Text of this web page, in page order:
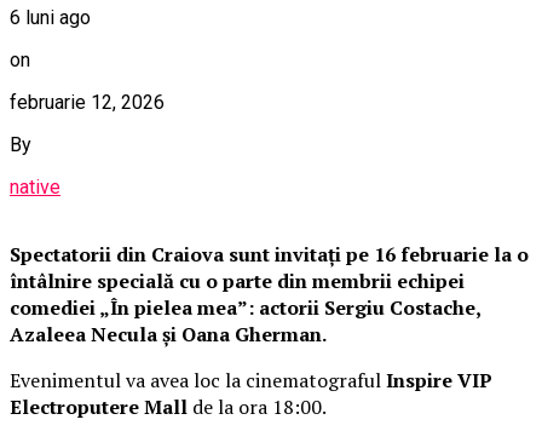
6 luni ago
on
februarie 12, 2026
By
native
Spectatorii din Craiova sunt invitați pe 16 februarie la o
întâlnire specială cu o parte din membrii echipei
comediei „În pielea mea”: actorii Sergiu Costache,
Azaleea Necula și Oana Gherman.
Evenimentul va avea loc la cinematografulInspire VIP
Electroputere Mall de la ora 18:00.